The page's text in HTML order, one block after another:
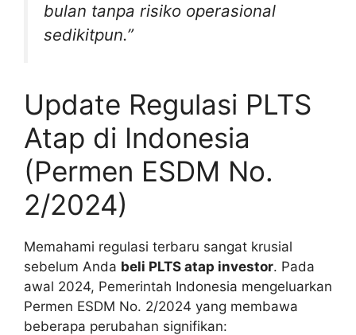
bulan tanpa risiko operasional
sedikitpun.”
Update Regulasi PLTS
Atap di Indonesia
(Permen ESDM No.
2/2024)
Memahami regulasi terbaru sangat krusial
sebelum Anda beli PLTS atap investor. Pada
awal 2024, Pemerintah Indonesia mengeluarkan
Permen ESDM No. 2/2024 yang membawa
beberapa perubahan signifikan: